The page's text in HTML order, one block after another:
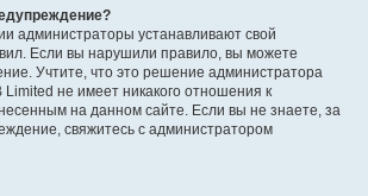
администраторы устанавливают свой
Если вы нарушили правило, вы можете
Учтите, что это решение администратора
не имеет никакого отношения к
на данном сайте. Если вы не знаете, за
свяжитесь с администратором